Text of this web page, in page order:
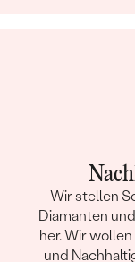
Wir stellen
Diamanten
her. Wir
und